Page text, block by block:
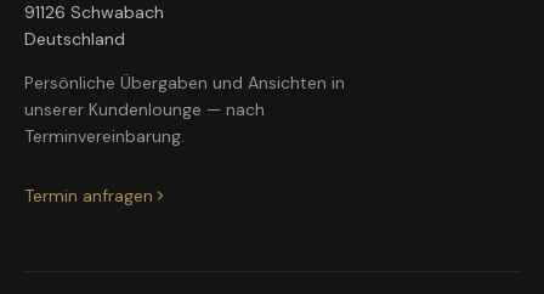
91126 Schwabach
Deutschland
Persönliche Übergaben und Ansichten in
unserer Kundenlounge — nach
Terminvereinbarung.
Termin anfragen